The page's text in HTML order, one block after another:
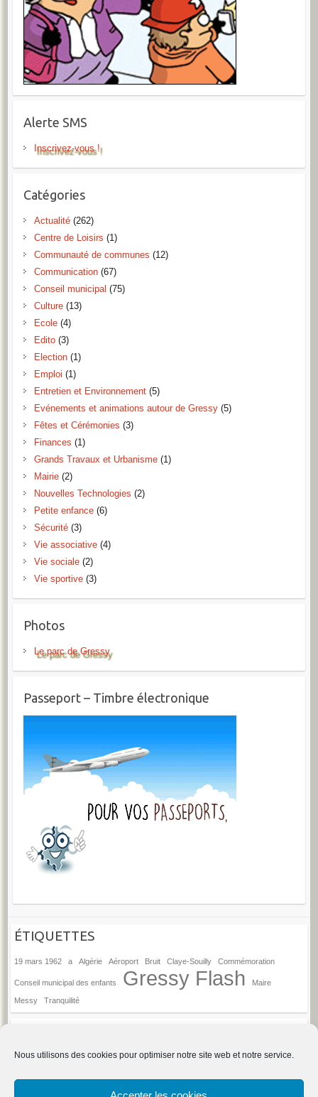
Nous utilisons des cookies pour optimiser notre site web et notre service.
Alerte SMS
Inscrivez-vous !
Catégories
Actualité(262)
Centre de Loisirs (1)
Communauté de communes (12)
Communication(67)
Conseil municipal (75)
Culture(13)
Ecole(4)
Edito(3)
Election(1)
Emploi (1)
Entretien et Environnement(5)
Evénements et animations autour de Gressy(5)
Fêtes et Cérémonies (3)
Finances (1)
Grands Travaux et Urbanisme(1)
Mairie(2)
Nouvelles Technologies (2)
Petite enfance(6)
Sécurité(3)
Vie associative(4)
Vie sociale(2)
Vie sportive(3)
Photos
Le parc de Gressy
Passeport – Timbre électronique
ÉTIQUETTES
19 mars 1962 a Algérie Aéroport Bruit Claye-Souilly Commémoration
Conseil municipal des enfants Gressy Flash Maire
Messy Tranquilité
Anciens
→
Espace d'administration du site